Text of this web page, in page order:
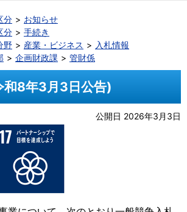
分
お知らせ
分
手続き
野 産業・ビジネス
入札情報
企画財政課 管財係
和8年3月3日公告)
公開日 2026年3月3日